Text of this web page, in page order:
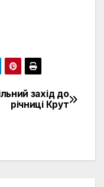
захід до
річниці Крут